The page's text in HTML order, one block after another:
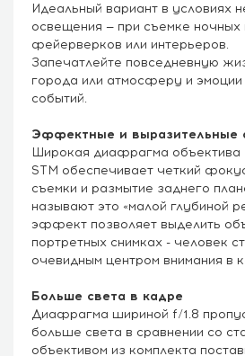
Идеальный вариант в условиях
освещения — при съемке
фейерверков или интерьеров.
Запечатлейте повседневную
города или атмосферу и
событий.
Эффектные и выразительные
Широкая диафрагма объектива
STM обеспечивает четкий
съемки и размытие заднего
называют это «малой глубиной
эффект позволяет выделить
портретных снимках - человек
очевидным центром внимания в
Больше света в кадре
Диафрагма шириной f/1.8
больше света в сравнении со
объективом из комплекта